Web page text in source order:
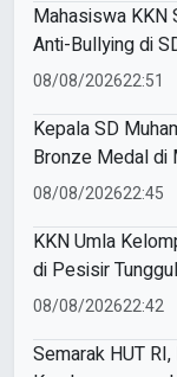
Mahasiswa KKN
Anti-Bullying di
Empati Sejak Dini
08/08/202622:51
Kepala SD
Bronze Medal di
08/08/202622:45
KKN Umla
di Pesisir
Lingkungan
08/08/202622:42
Semarak HUT